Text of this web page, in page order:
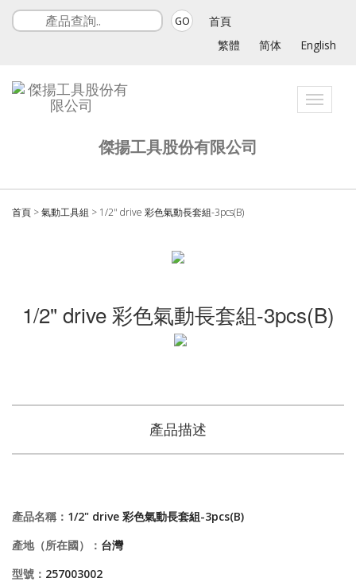
GO
首頁
繁體
简体 English
Toggle
傑揚工具股份有限公司
首頁 >氣動工具組 > 1/2" drive 彩色氣動長套組-3pcs(B)
1/2" drive 彩色氣動長套組-3pcs(B)
產品描述
產品名稱： 1/2" drive 彩色氣動長套組-3pcs(B)
產地（所在國）： 台灣
型號： 257003002